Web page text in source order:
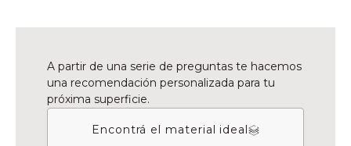
A partir de una serie de preguntas te hacemos
una recomendación personalizada para tu
próxima superficie.
Encontrá el material ideal